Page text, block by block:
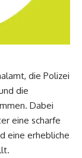
die Polizei
die
Dabei
eine scharfe
eine erhebliche